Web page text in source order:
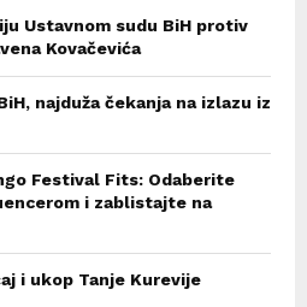
Ustavnom sudu BiH protiv
Kovačevića
najduža čekanja na izlazu iz
Festival Fits: Odaberite
i zablistajte na
i ukop Tanje Kurevije